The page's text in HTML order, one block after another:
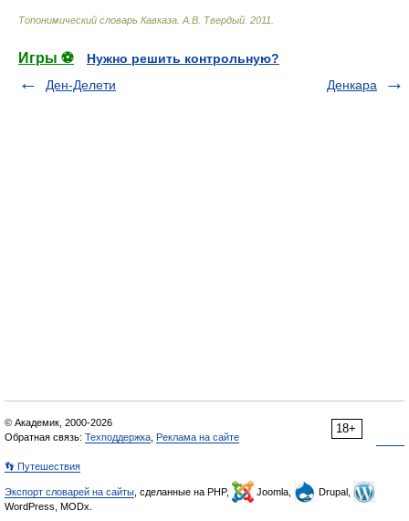
Топонимический словарь Кавказа А.В. Твердый 2011
Игры ⚽
Нужно решить контрольную?
Ден-Делети
Денкара
18+
© Академик, 2000-2026
Обратная связь: Техподдержка Реклама на сайте
👣 Путешествия
Экспорт словарей на сайты , сделанные на PHP, Joomla,
Drupal,
WordPress, MODx.